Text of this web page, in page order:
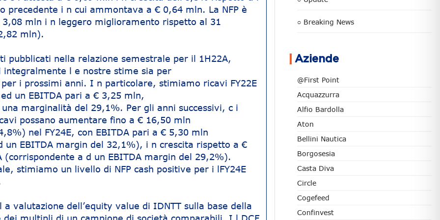
precedente i n cui ammontava a € 0,64 mln. La NFP è
3,08 mln i n leggero miglioramento rispetto al 31
mln).
pubblicati nella relazione semestrale per il 1H22A,
integralmente l e nostre stime sia per
per i prossimi anni. I n particolare, stimiamo ricavi FY22E
un EBITDA pari a € 3,25 mln,
marginalità del 29,1%. Per gli anni successivi, c i
possano aumentare fino a € 16,50 mln
nel FY24E, con EBITDA pari a € 5,30 mln
un EBITDA margin del 32,1%), i n crescita rispetto a €
(corrispondente a d un EBITDA margin del 29,2%).
stimiamo un livello di NFP cash positive per i lFY24E
a valutazione dell’equity value di IDNTT sulla base della
○ Breaking News
Aziende
@First Point
Acquazzurra
Alfio Bardolla
Aton
Bellini Nautica
Borgosesia
Casta Diva
Circle
Cogefeed
Confinvest